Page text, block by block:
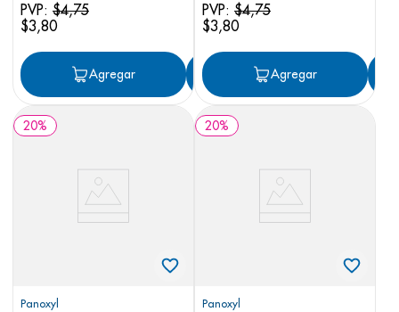
PVP: $4,75
$3,80
Agregar Agregar
PVP: $4,75
$3,80
Agregar
20%
Panoxyl
20%
Panoxyl